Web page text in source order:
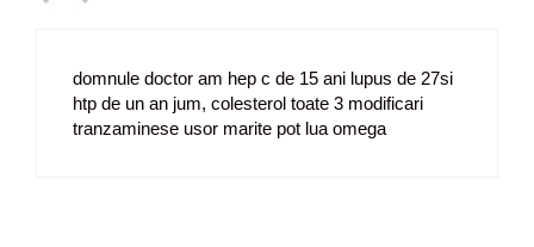
domnule doctor am hep c de 15 ani lupus de 27si
htp de un an jum, colesterol toate 3 modificari
tranzaminese usor marite pot lua omega